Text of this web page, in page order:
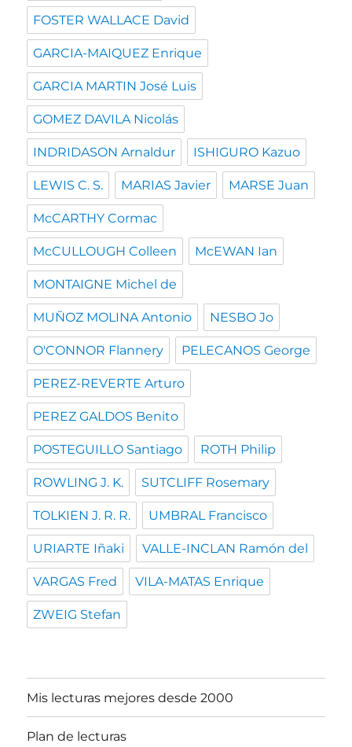
FOSTER WALLACE David
GARCIA-MAIQUEZ Enrique
GARCIA MARTIN José Luis
GOMEZ DAVILA Nicolás
INDRIDASON Arnaldur ISHIGURO Kazuo
LEWIS C. S. MARIAS Javier MARSE Juan
McCARTHY Cormac
McCULLOUGH Colleen McEWAN Ian
MONTAIGNE Michel de
MUÑOZ MOLINA Antonio NESBO Jo
O'CONNOR Flannery PELECANOS George
PEREZ-REVERTE Arturo
PEREZ GALDOS Benito
POSTEGUILLO Santiago ROTH Philip
ROWLING J. K. SUTCLIFF Rosemary
TOLKIEN J. R. R. UMBRAL Francisco
URIARTE Iñaki VALLE-INCLAN Ramón del
VARGAS Fred VILA-MATAS Enrique
ZWEIG Stefan
Mis lecturas mejores desde 2000
Plan de lecturas